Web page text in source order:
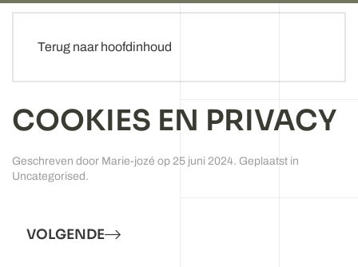
Terug naar hoofdinhoud
COOKIES EN PRIVACY
Geschreven door Marie-jozé op 25 juni 2024. Geplaatst in
Uncategorised .
VOLGENDE